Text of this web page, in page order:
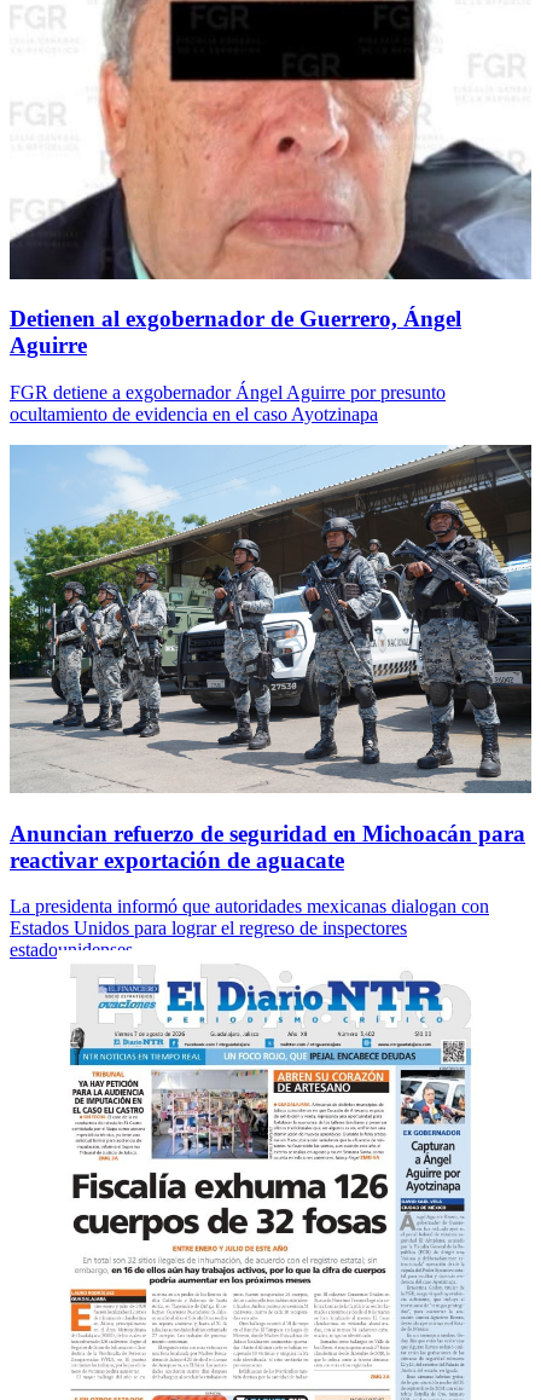
Detienen al exgobernador de Guerrero, Ángel
Aguirre
FGR detiene a exgobernador Ángel Aguirre por presunto
ocultamiento de evidencia en el caso Ayotzinapa
Anuncian refuerzo de seguridad en Michoacán para
reactivar exportación de aguacate
La presidenta informó que autoridades mexicanas dialogan con
Estados Unidos para lograr el regreso de inspectores
estadounidenses